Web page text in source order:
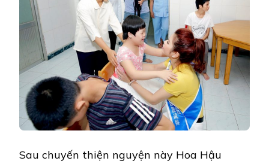
Sau chuyến thiện nguyện này Hoa Hậu